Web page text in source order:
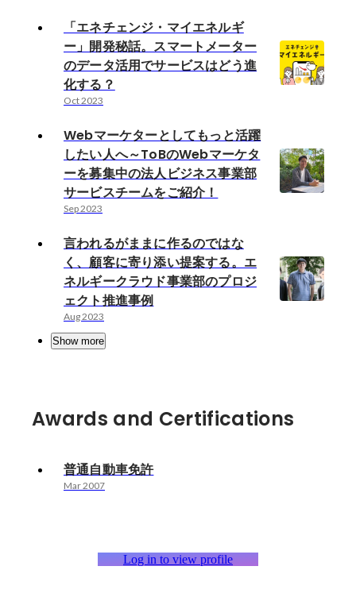
「エネチェンジ・マイエネルギ
ー」開発秘話。スマートメーター
のデータ活用でサービスはどう進
化する？
Oct 2023
Webマーケターとしてもっと活躍
したい人へ～ToBのWebマーケタ
ーを募集中の法人ビジネス事業部
サービスチームをご紹介！
Sep 2023
言われるがままに作るのではな
く、顧客に寄り添い提案する。エ
ネルギークラウド事業部のプロジ
ェクト推進事例
Aug 2023
Show more
Awards and Certifications
普通自動車免許
Mar 2007
Log in to view profile